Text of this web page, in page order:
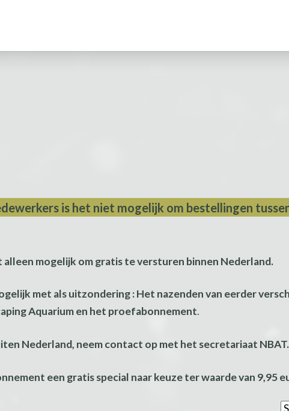
is het niet mogelijk om bestellingen
mogelijk om gratis te versturen binnen Nederland.
met als uitzondering : Het nazenden van eerder
Aquarium en het proefabonnement.
Nederland, neem contact op met het secretariaat
een gratis special naar keuze ter waarde van 9,95